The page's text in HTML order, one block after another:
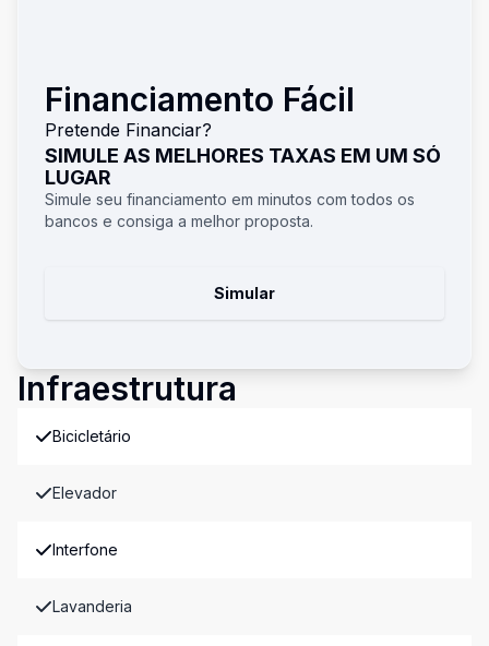
Financiamento Fácil
Pretende Financiar?
SIMULE AS MELHORES TAXAS EM UM SÓ
LUGAR
Simule seu financiamento em minutos com todos os
bancos e consiga a melhor proposta.
Simular
Infraestrutura
Bicicletário
Elevador
Interfone
Lavanderia